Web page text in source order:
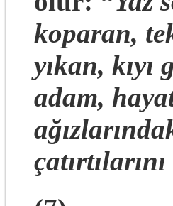
koparan,
yıkan,
adam,